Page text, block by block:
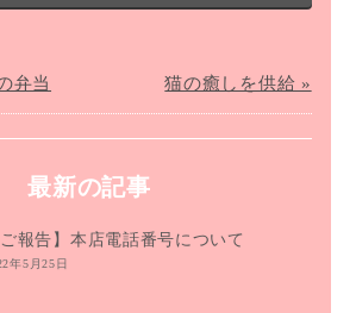
弁当 猫の癒しを供給 »
最新の記事
ご報告】本店電話番号について
年5月25日